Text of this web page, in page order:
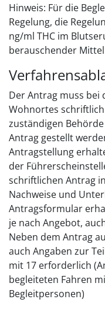
Hinweis: Für die
Regelung, die
ng/ml THC im
berauschender
Der Antrag muss bei
Wohnortes
zuständigen
Antrag gestellt
Antragstellung
der
schriftlichen Antrag
Nachweise und
Antragsformular
je nach Angebot,
Neben dem Antrag
auch Angaben zur
mit 17 erforderlich
begleiteten Fahren
Begleitpersonen)